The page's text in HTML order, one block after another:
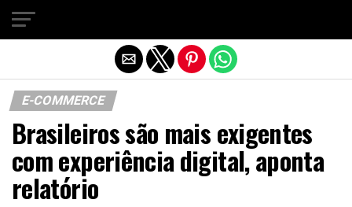
E-COMMERCE
Brasileiros são mais exigentes
com experiência digital, aponta
relatório